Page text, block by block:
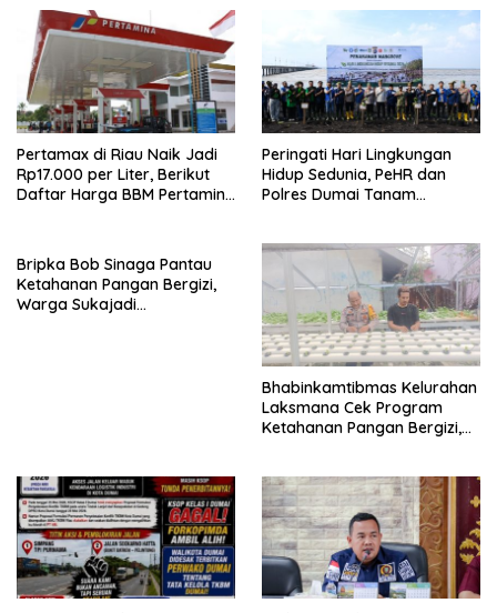
Pertamax di Riau Naik Jadi
Rp17.000 per Liter, Berikut
Daftar Harga BBM Pertamina
Peringati Hari Lingkungan
Hidup Sedunia, PeHR dan
Polres Dumai Tanam
Bripka Bob Sinaga Pantau
Ketahanan Pangan Bergizi,
Warga Sukajadi
Bhabinkamtibmas Kelurahan
Laksmana Cek Program
Ketahanan Pangan Bergizi,